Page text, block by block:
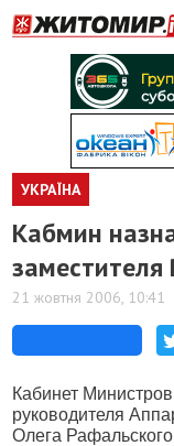
УКРАЇНА
Кабмин
заместителя
21 жовтня 2006, 10:41
Кабинет
руководителя
Олега